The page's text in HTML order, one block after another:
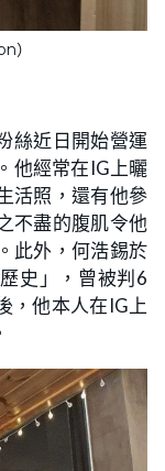
）
絲近日開始營運
他經常在IG上曬
活照，還有他參
不盡的腹肌令他
此外，何浩錫於
史」，曾被判6
，他本人在IG上